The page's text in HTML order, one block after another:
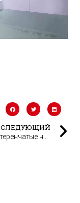
СЛЕДУЮЩИЙ